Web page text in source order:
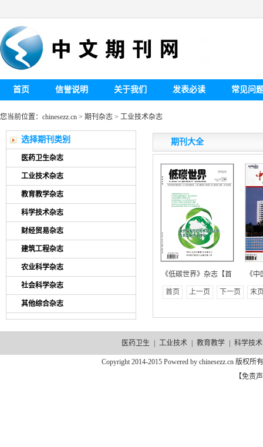
首页 信誉说明 关于我们 发表必读 常见问
您当前位置： chinesezz.cn > 期刊杂志 > 工业技术杂志
选择期刊类别
医药卫生杂志
工业技术杂志
教育教学杂志
科学技术杂志
财经贸易杂志
建筑工程杂志
农业科学杂志
社会科学杂志
其他综合杂志
期刊大全
《低碳世界》杂志【首 《
首页 上一页 下一页 末
医药卫生 工业技术 教育教学 科学技术
Copyright 2014-2015 Powered by chinesezz.cn 版权
【免责